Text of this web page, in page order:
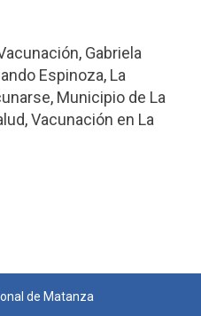
, Gabriela
Espinoza, La
, Municipio de La
,Vacunación en La
de Matanza